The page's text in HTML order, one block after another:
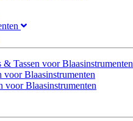
Tassen voor Blaasinstrumenten
voor Blaasinstrumenten
voor Blaasinstrumenten